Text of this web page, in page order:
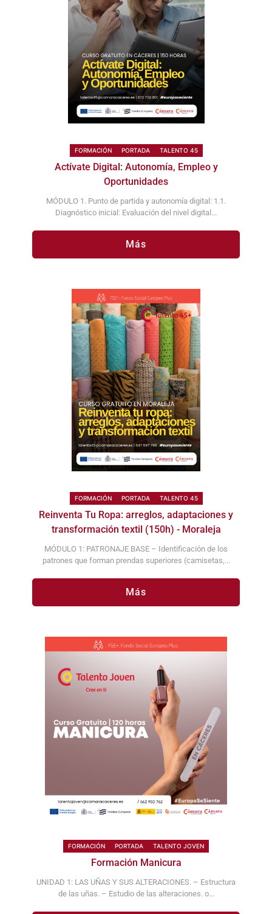
FORMACIÓN PORTADA TALENTO 45
Actívate Digital: Autonomía, Empleo y
Oportunidades
MÓDULO 1. Punto de partida y autonomía digital: 1.1.
Diagnóstico inicial: Evaluación del nivel digital...
Más
FORMACIÓN PORTADA TALENTO 45
Reinventa Tu Ropa: arreglos, adaptaciones y
transformación textil (150h) - Moraleja
MÓDULO 1: PATRONAJE BASE – Identificación de los
patrones que forman prendas superiores (camisetas,...
Más
FORMACIÓN PORTADA TALENTO JOVEN
Formación Manicura
UNIDAD 1: LAS UÑAS Y SUS ALTERACIONES. – Estructura
de las uñas. – Estudio de las alteraciones. o...